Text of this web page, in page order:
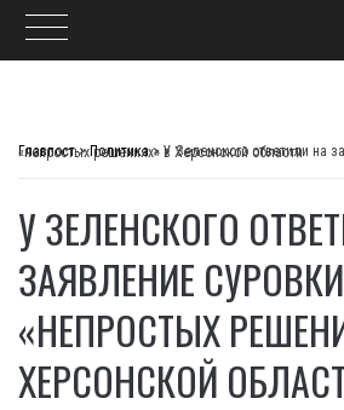
Главпост>Политика>
У Зеленского ответили на заявление Суровкина о «непростых решениях» в Херсонской области
У ЗЕЛЕНСКОГО
ЗАЯВЛЕНИЕ
«НЕПРОСТЫХ
ХЕРСОНСКОЙ